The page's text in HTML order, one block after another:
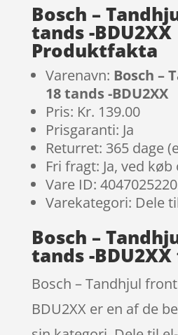
Bosch –
tands -BDU2XX
Produktfakta
Varenavn: Bosch –
18 tands -BDU2XX
Pris: Kr. 139.00
Prisgaranti: Ja
Returret: 365 dage
Fri fragt: Ja, ved
Vare ID:
Varekategori: Dele
Bosch –
tands -
Bosch – Tandhjul
BDU2XX er en af de